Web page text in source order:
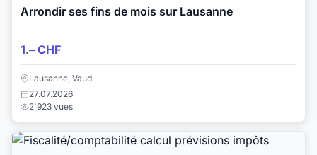
Arrondir ses fins de mois sur Lausanne
1.– CHF
Lausanne, Vaud
27.07.2026
2'923 vues